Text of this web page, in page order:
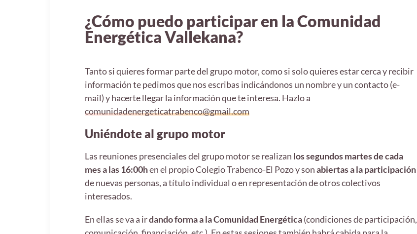
¿Cómo puedo participar en la Comunidad
Energética Vallekana?
Tanto si quieres formar parte del grupo motor, como si solo quieres estar cerca y recibir
información te pedimos que nos escribas indicándonos un nombre y un contacto (e-
mail) y hacerte llegar la información que te interesa. Hazlo a
comunidadenergeticatrabenco@gmail.com
Uniéndote al grupo motor
Las reuniones presenciales del grupo motor se realizan los segundos martes de cada
mes a las 16:00hen el propio Colegio Trabenco-El Pozo y sonabiertas a la participación
de nuevas personas, a título individual o en representación de otros colectivos
interesados.
En ellas se va a irdando forma a la Comunidad Energética(condiciones de participación,